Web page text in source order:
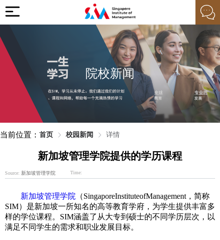
院校新闻
当前位置： 首页 校园新闻 详情
新加坡管理学院提供的学历课程
Source: 新加坡管理学院 Time:
新加坡管理学院 （SingaporeInstituteofManagement，简称
SIM）是新加坡一所知名的高等教育学府，为学生提供丰富多
样的学位课程。SIM涵盖了从大专到硕士的不同学历层次，以
满足不同学生的需求和职业发展目标。